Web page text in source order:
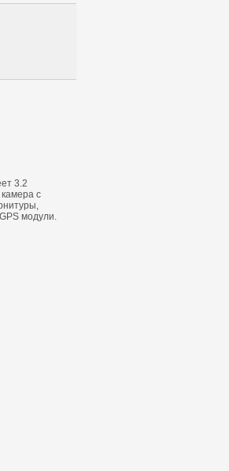
3.2
с
модули.